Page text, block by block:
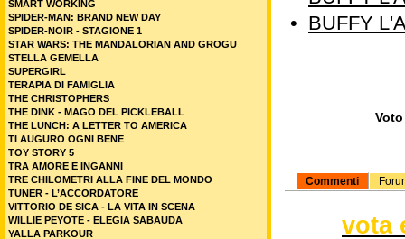
• BUFFY
Commenti
vota
SMART WORKING
SPIDER-MAN: BRAND NEW DAY
SPIDER-NOIR - STAGIONE 1
STAR WARS: THE MANDALORIAN AND GROGU
STELLA GEMELLA
SUPERGIRL
TERAPIA DI FAMIGLIA
THE CHRISTOPHERS
THE DINK - MAGO DEL PICKLEBALL
THE LUNCH: A LETTER TO AMERICA
TI AUGURO OGNI BENE
TOY STORY 5
TRA AMORE E INGANNI
TRE CHILOMETRI ALLA FINE DEL MONDO
TUNER - L’ACCORDATORE
VITTORIO DE SICA - LA VITA IN SCENA
WILLIE PEYOTE - ELEGIA SABAUDA
YALLA PARKOUR